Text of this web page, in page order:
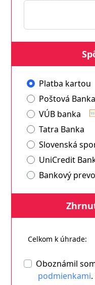
Platba kartou
Poštová Banka
VÚB banka
Tatra Banka
Slovenská
UniCredit
Bankový
Celkom k úhrade:
Oboznámil
podmienkami